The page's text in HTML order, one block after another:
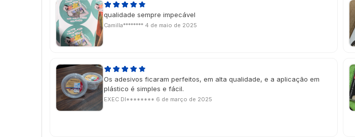
qualidade sempre impecável
Camilla******** 4 de maio de 2025
Os adesivos ficaram perfeitos, em alta qualidade, e a aplicação em
plástico é simples e fácil.
EXEC DI******** 6 de março de 2025